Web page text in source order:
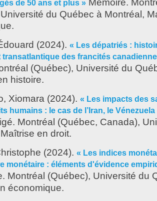
de 50 ans et plus » Mémoire.
du Québec à Montréal,
(2024). « Les dépatriés :
des francités
(Québec), Université du
histoire.
Xiomara (2024). « Les impacts des
humains : le cas de l’Iran, le
Montréal (Québec, Canada),
en droit.
(2024). « Les indices
monétaire : éléments d'évidence
Montréal (Québec), Université du
économique.